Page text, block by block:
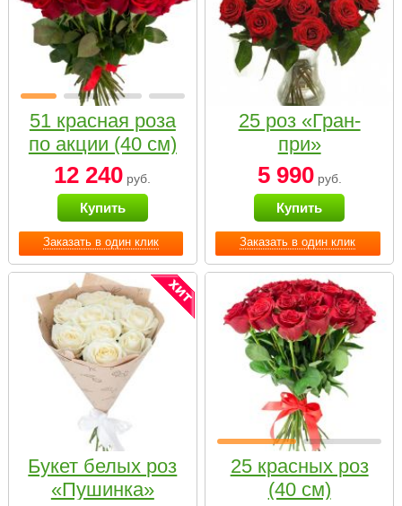
Заказать в один клик
51 красная роза
по акции (40 см)
12 240 руб.
Купить
Заказать в один клик
25 роз «Гран-
при»
5 990руб.
Купить
Букет белых роз
«Пушинка»
25 красных роз
(40 см)